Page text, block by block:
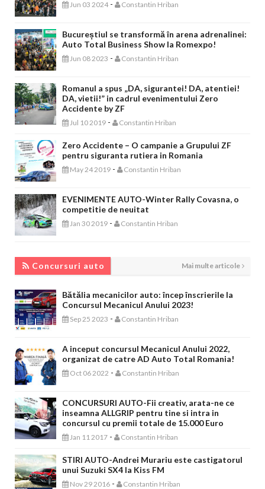
Jun 03 2024 - Constantin Hriban
Bucureștiul se transformă în arena adrenalinei:
Auto Total Business Show la Romexpo!
Jun 08 2023 - Constantin Hriban
Romanul a spus „DA, sigurantei! DA, atentiei!
DA, vietii!” in cadrul evenimentului Zero
Accidente by ZF
Jul 10 2019 - Constantin Hriban
Zero Accidente – O campanie a Grupului ZF
pentru siguranta rutiera in Romania
May 24 2019 - Constantin Hriban
EVENIMENTE AUTO-Winter Rally Covasna, o
competitie de neuitat
Jan 30 2019 - Constantin Hriban
Concursuri auto Mai multe articole
Bătălia mecanicilor auto: încep înscrierile la
Concursul Mecanicul Anului 2023!
Sep 25 2023 - Constantin Hriban
A inceput concursul Mecanicul Anului 2022,
organizat de catre AD Auto Total Romania!
Oct 06 2022 - Constantin Hriban
CONCURSURI AUTO-Fii creativ, arata-ne ce
inseamna ALLGRIP pentru tine si intra in
concursul cu premii totale de 15.000 Euro
Jan 11 2017 - Constantin Hriban
STIRI AUTO-Andrei Murariu este castigatorul
unui Suzuki SX4 la Kiss FM
Nov 29 2016 - Constantin Hriban